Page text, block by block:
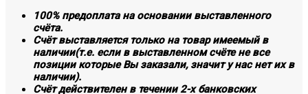
100% предоплата на основании выставленного
счёта.
Счёт выставляется только на товар имеемый в
наличии(т.е. если в выставленном счёте не все
позиции которые Вы заказали, значит у нас нет их в
наличии).
Счёт действителен в течении 2-х банковских